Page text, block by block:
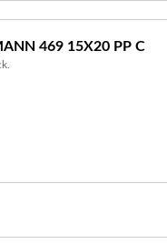
469 15X20 PP C